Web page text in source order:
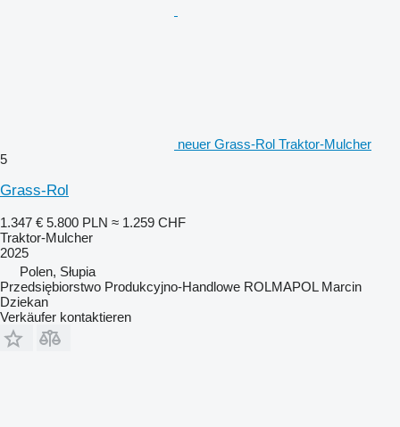
neuer Grass-Rol Traktor-Mulcher
5
Grass-Rol
1.347 € 5.800 PLN ≈ 1.259 CHF
Traktor-Mulcher
2025
Polen, Słupia
Przedsiębiorstwo Produkcyjno-Handlowe ROLMAPOL Marcin
Dziekan
Verkäufer kontaktieren